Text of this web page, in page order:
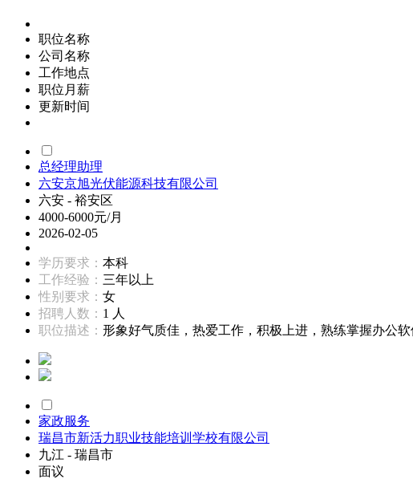
职位名称
公司名称
工作地点
职位月薪
更新时间
总经理助理
六安京旭光伏能源科技有限公司
六安 - 裕安区
4000-6000元/月
2026-02-05
学历要求： 本科
工作经验： 三年以上
性别要求： 女
招聘人数： 1 人
职位描述： 形象好气质佳，热爱工作，积极上进，熟练掌握办公
家政服务
瑞昌市新活力职业技能培训学校有限公司
九江 - 瑞昌市
面议